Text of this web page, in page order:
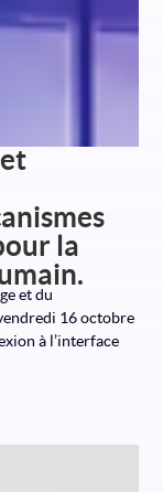
la
et du
16 octobre
à l’interface